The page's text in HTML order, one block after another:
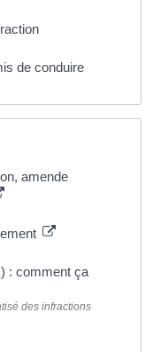
de conduire
amende
: comment ça
des infractions